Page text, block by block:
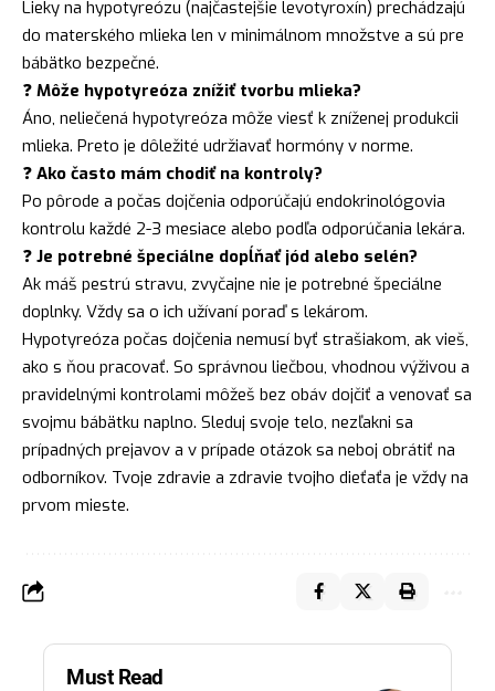
Lieky na hypotyreózu (najčastejšie levotyroxín) prechádzajú
do materského mlieka len v minimálnom množstve a sú pre
bábätko bezpečné.
❓ Môže hypotyreóza znížiť tvorbu mlieka?
Áno, neliečená hypotyreóza môže viesť k zníženej produkcii
mlieka. Preto je dôležité udržiavať hormóny v norme.
❓ Ako často mám chodiť na kontroly?
Po pôrode a počas dojčenia odporúčajú endokrinológovia
kontrolu každé 2-3 mesiace alebo podľa odporúčania lekára.
❓ Je potrebné špeciálne dopĺňať jód alebo selén?
Ak máš pestrú stravu, zvyčajne nie je potrebné špeciálne
doplnky. Vždy sa o ich užívaní poraď s lekárom.
Hypotyreóza počas dojčenia nemusí byť strašiakom, ak vieš,
ako s ňou pracovať. So správnou liečbou, vhodnou výživou a
pravidelnými kontrolami môžeš bez obáv dojčiť a venovať sa
svojmu bábätku naplno. Sleduj svoje telo, nezľakni sa
prípadných prejavov a v prípade otázok sa neboj obrátiť na
odborníkov. Tvoje zdravie a zdravie tvojho dieťaťa je vždy na
prvom mieste.
Must Read